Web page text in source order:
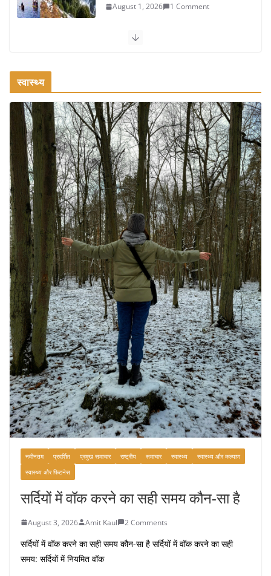
August 1, 2026 1 Comment
वजन घटाने के लिए 8 बेहतरीन वॉकिंग
रामेश्वरम यात्रा गाइड: पवित्र तीर्थ स्थल, दर्शन स्थल और पहुंच मार्ग
July 30, 2026 1 Comment
खाने के शौकीनों के लिए कश्मीर के 5 बेहतरीन
स्वादिष्ट व्यंजन
August 6, 2026 1 Comment
स्वास्थ्य
नवीनतम प्रदर्शित प्रमुख समाचार राष्ट्रीय समाचार स्वास्थ्य
स्वास्थ्य और कल्याण
स्वास्थ्य और फिटनेस
सर्दियों में वॉक करने का सही समय कौन-सा है
August 3, 2026 Amit Kaul 2 Comments
सर्दियों में वॉक करने का सही समय कौन-सा है सर्दियों में वॉक करने का सही
समय: सर्दियों में नियमित वॉक